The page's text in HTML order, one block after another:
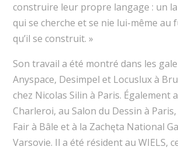
construire leur propre langage : un
qui se cherche et se nie lui-même au
qu’il se construit. »
Son travail a été montré dans les
Anyspace, Desimpel et Locuslux à
chez Nicolas Silin à Paris. Également
Charleroi, au Salon du Dessin à
Fair à Bâle et à la Zachęta National
Varsovie. Il a été résident au WIELS,